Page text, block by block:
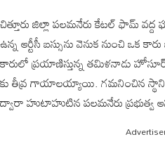
చిత్తూరు జిల్లా పలమనేరు కేటల్ ఫామ్
ఉన్న ఆర్టీసీ బస్సును వెనుక నుంచి ఒక
కారులో ప్రయాణిస్తున్న తమిళనాడు
కు తీవ్ర గాయాలయ్యాయి. గమనించిన
ద్వారా హుటాహుటిన పలమనేరు ప్రభుత్వ